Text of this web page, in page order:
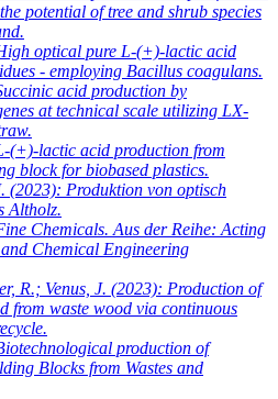
potential of tree and shrub species
optical pure L-(+)-lactic acid
- employing Bacillus coagulans.
acid production by
at technical scale utilizing LX-
(+)-lactic acid production from
block for biobased plastics.
(2023): Produktion von optisch
Altholz.
Chemicals. Aus der Reihe: Acting
Chemical Engineering
R.; Venus, J. (2023): Production of
from waste wood via continuous
production of
Blocks from Wastes and